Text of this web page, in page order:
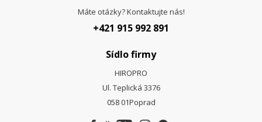
Máte otázky? Kontaktujte nás!
+421 915 992 891
Sídlo firmy
HIROPRO
Ul. Teplická 3376
058 01Poprad